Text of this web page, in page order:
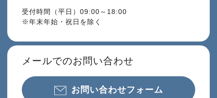
受付時間（平日）09:00～18:00
※年末年始・祝日を除く
メールでのお問い合わせ
お問い合わせフォーム